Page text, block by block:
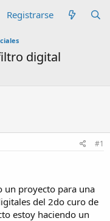
Registrarse
digital
#1
un proyecto para una
del 2do curo de
estoy haciendo un